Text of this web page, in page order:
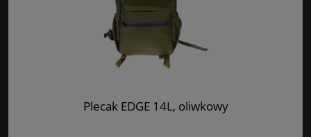
Plecak EDGE 14L, oliwkowy